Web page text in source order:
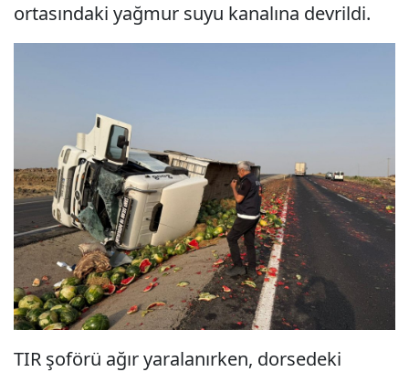
ortasındaki yağmur suyu kanalına devrildi.
TIR şoförü ağır yaralanırken, dorsedeki